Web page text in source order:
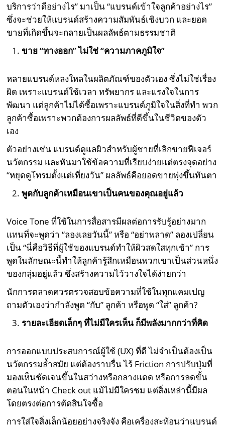
บริการว่าดีอย่างไร” มาเป็น “แบรนด์เข้าใจลูกค้าอย่างไร”
ซึ่งจะช่วยให้แบรนด์สร้างความสัมพันธ์เชิงบวก และยอด
ขายที่เกิดขึ้นจะกลายเป็นผลลัพธ์ตามธรรมชาติ
ขาย “ทางออก” ไม่ใช่ “ความภาคภูมิใจ”
หลายแบรนด์หลงใหลในผลิตภัณฑ์ของตัวเอง ซึ่งไม่ใช่เรื่อง
ผิด เพราะแบรนด์ใช้เวลา ทรัพยากร และแรงใจในการ
พัฒนา แต่ลูกค้าไม่ได้ซื้อเพราะแบรนด์ภูมิใจในสิ่งที่ทำ พวก
ลูกค้าซื้อเพราะพวกต้องการผลลัพธ์ที่ดีขึ้นในชีวิตของตัว
เอง
ตัวอย่างเช่น แบรนด์ดูแลผิวสำหรับผู้ชายที่เลิกขายฟีเจอร์
นวัตกรรม และหันมาใช้ข้อความที่เรียบง่ายแต่ตรงจุดอย่าง
“หยุดดูโทรมตั้งแต่เที่ยงวัน” ผลลัพธ์คือยอดขายพุ่งขึ้นทันตา
พูดกับลูกค้าเหมือนเขาเป็นคนของคุณอยู่แล้ว
Voice Tone ที่ใช้ในการสื่อสารมีผลต่อการรับรู้อย่างมาก
แทนที่จะพูดว่า “ลองเลยวันนี้” หรือ “อย่าพลาด” ลองเปลี่ยน
เป็น “นี่คือวิธีที่ผู้ใช้ของแบรนด์ทำให้ผิวสดใสทุกเช้า” การ
พูดในลักษณะนี้ทำให้ลูกค้ารู้สึกเหมือนพวกเขาเป็นส่วนหนึ่ง
ของกลุ่มอยู่แล้ว ซึ่งสร้างความไว้วางใจได้ง่ายกว่า
นักการตลาดควรตรวจสอบข้อความที่ใช้ในทุกแคมเปญ
ถามตัวเองว่ากำลังพูด “กับ” ลูกค้า หรือพูด “ใส่” ลูกค้า?
รายละเอียดเล็กๆ ที่ไม่มีใครเห็น ก็มีพลังมากกว่าที่คิด
การออกแบบประสบการณ์ผู้ใช้ (UX) ที่ดี ไม่จำเป็นต้องเป็น
นวัตกรรมล้ำสมัย แต่ต้องราบรื่น ไร้ Friction การปรับปุ่มที่
มองเห็นชัดเจนขึ้นในสว่างหรือกลางแดด หรือการลดขั้น
ตอนในหน้า Check out แม้ไม่มีใครชม แต่สิ่งเหล่านี้มีผล
โดยตรงต่อการตัดสินใจซื้อ
การใส่ใจสิ่งเล็กน้อยอย่างจริงจัง คือเครื่องสะท้อนว่าแบรนด์